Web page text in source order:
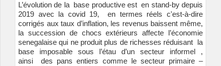
L’évolution de la base productive est en stand-by depuis
2019 avec la covid 19, en termes réels c'est-à-dire
corrigés aux taux d’inflation, les revenus baissent même,
la succession de chocs extérieurs affecte l’économie
senegalaise qui ne produit plus de richesses réduisant la
base imposable sous l’étau d’un secteur informel ,
ainsi des pans entiers comme le secteur primaire –